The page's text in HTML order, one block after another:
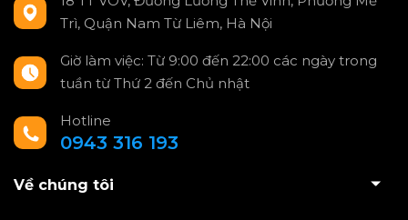
Trì, Quận Nam Từ Liêm, Hà Nội
Giờ làm việc: Từ 9:00 đến 22:00 các ngày trong
tuần từ Thứ 2 đến Chủ nhật
Hotline
0943 316 193
Về chúng tôi